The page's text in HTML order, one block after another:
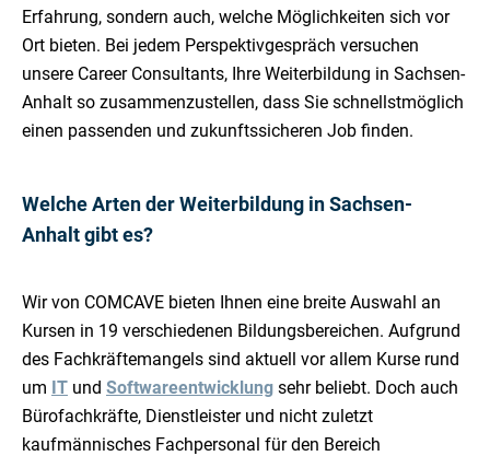
Erfahrung, sondern auch, welche Möglichkeiten sich vor
Ort bieten. Bei jedem Perspektivgespräch versuchen
unsere Career Consultants, Ihre Weiterbildung in Sachsen-
Anhalt so zusammenzustellen, dass Sie schnellstmöglich
einen passenden und zukunftssicheren Job finden.
Welche Arten der Weiterbildung in Sachsen-
Anhalt gibt es?
Wir von COMCAVE bieten Ihnen eine breite Auswahl an
Kursen in 19 verschiedenen Bildungsbereichen. Aufgrund
des Fachkräftemangels sind aktuell vor allem Kurse rund
um IT und Softwareentwicklung sehr beliebt. Doch auch
Bürofachkräfte, Dienstleister und nicht zuletzt
kaufmännisches Fachpersonal für den Bereich